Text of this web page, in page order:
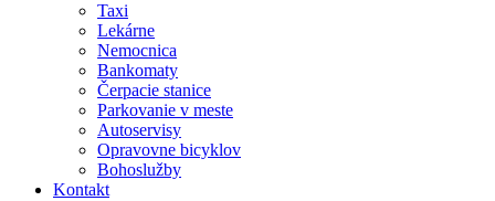
Taxi
Lekárne
Nemocnica
Bankomaty
Čerpacie stanice
Parkovanie v meste
Autoservisy
Opravovne bicyklov
Bohoslužby
Kontakt